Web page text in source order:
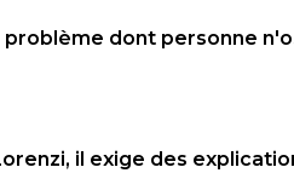
problème dont personne
il exige des